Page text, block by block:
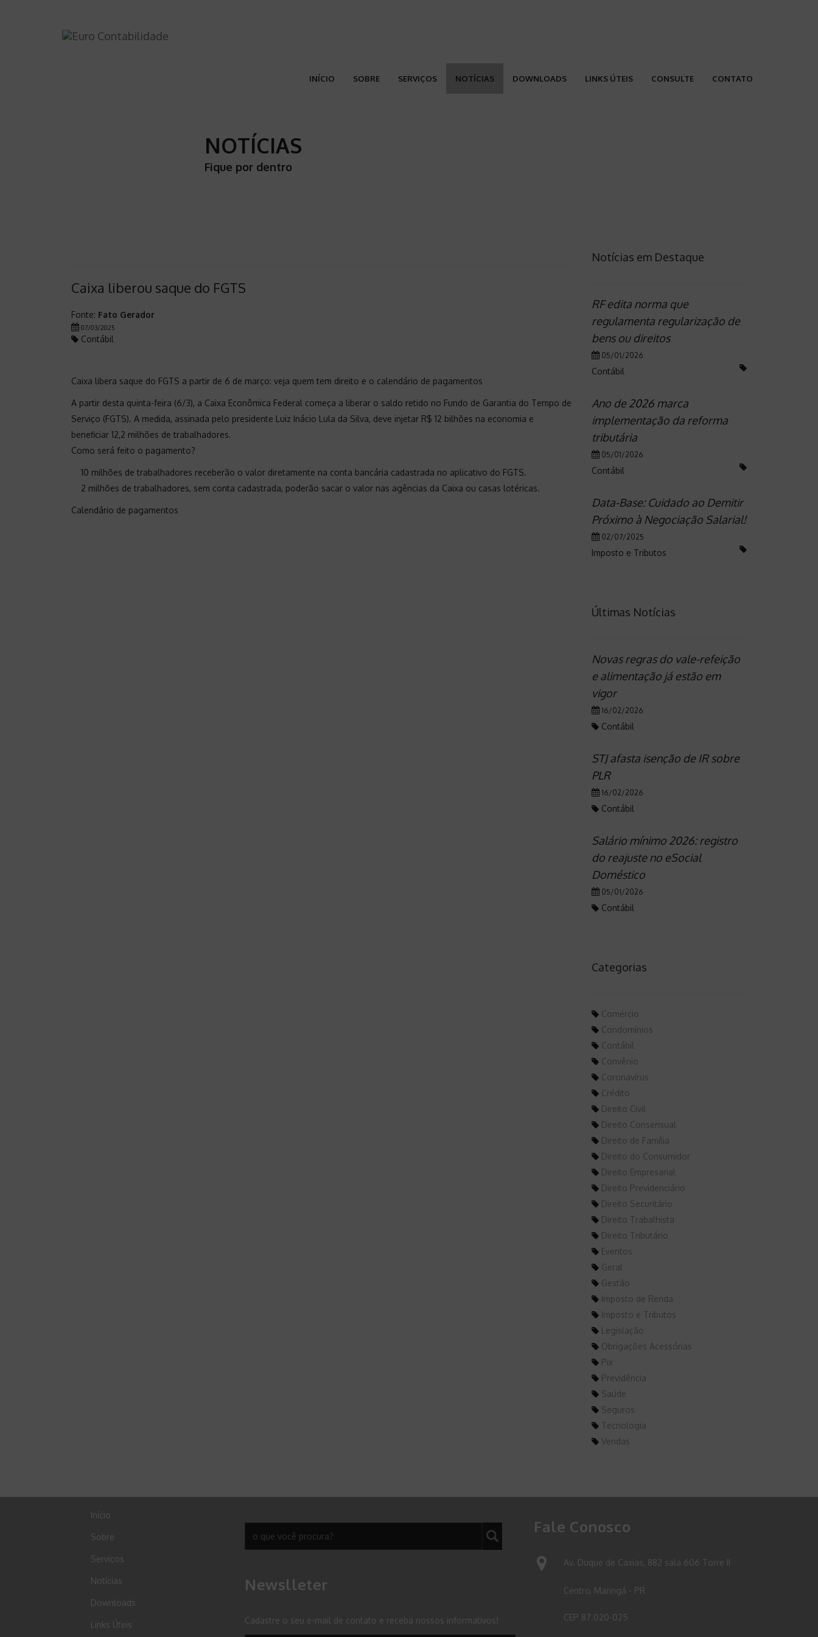
INÍCIO SOBRE SERVIÇOS NOTÍCIAS DOWNLOADS LINKS ÚTEIS CONSULTE CONTATO
NOTÍCIAS
Fique por dentro
Caixa liberou saque do FGTS
Fonte: Fato Gerador
07/03/2025
Contábil
Caixa libera saque do FGTS a partir de 6 de março: veja quem tem direito e o calendário de pagamentos
A partir desta quinta-feira (6/3), a Caixa Econômica Federal começa a liberar o saldo retido no Fundo de Garantia do Tempo de
Serviço (FGTS). A medida, assinada pelo presidente Luiz Inácio Lula da Silva, deve injetar R$ 12 bilhões na economia e
beneficiar 12,2 milhões de trabalhadores.
Como será feito o pagamento?
10 milhões de trabalhadores receberão o valor diretamente na conta bancária cadastrada no aplicativo do FGTS.
2 milhões de trabalhadores, sem conta cadastrada, poderão sacar o valor nas agências da Caixa ou casas lotéricas.
Calendário de pagamentos
Notícias em Destaque
RF edita norma que
regulamenta regularização de
bens ou direitos
05/01/2026
Contábil
Ano de 2026 marca
implementação da reforma
tributária
05/01/2026
Contábil
Data-Base: Cuidado ao Demitir
Próximo à Negociação Salarial!
02/07/2025
Imposto e Tributos
Últimas Notícias
Novas regras do vale-refeição
e alimentação já estão em
vigor
16/02/2026
Contábil
STJ afasta isenção de IR sobre
PLR
16/02/2026
Contábil
Salário mínimo 2026: registro
do reajuste no eSocial
Doméstico
05/01/2026
Contábil
Categorias
Comércio
Condomínios
Contábil
Convênio
Coronavírus
Crédito
Direito Civil
Direito Consensual
Direito de Família
Direito do Consumidor
Direito Empresarial
Direito Previdenciário
Direito Securitário
Direito Trabalhista
Direito Tributário
Eventos
Geral
Gestão
Imposto de Renda
Imposto e Tributos
Legislação
Obrigações Acessórias
Pix
Previdência
Saúde
Seguros
Tecnologia
Vendas
Início
Sobre
Serviços
Notícias
Downloads
Links Úteis
Newslleter
Cadastre o seu e-mail de contato e receba nossos informativos!
Fale Conosco
Av. Duque de Caxias, 882 sala 606 Torre II
Centro, Maringá - PR
CEP 87.020-025